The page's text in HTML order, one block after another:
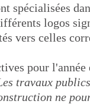
spécialisées
logos
vers celles
pour
travaux
ne